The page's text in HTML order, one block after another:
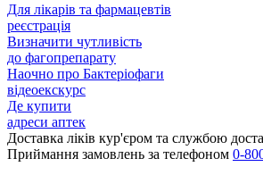
Для лікарів та фармацевтів
реєстрація
Визначити чутливість
до фагопрепарату
Наочно про Бактеріофаги
відеоекскурс
Де купити
адреси аптек
Доставка ліків кур'єром та службою
Приймання замовлень за телефоном 0-